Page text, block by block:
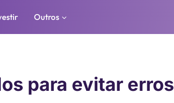
Outros
para evitar erros